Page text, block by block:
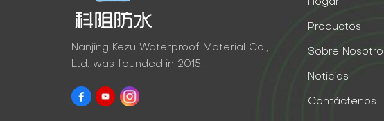
Nanjing Kezu Waterproof Material Co.,
Ltd. was founded in 2015.
Hogar
Productos
Sobre
Noticias
Contáctenos